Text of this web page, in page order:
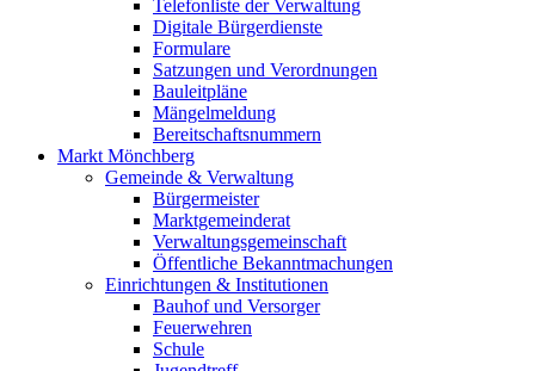
Telefonliste der Verwaltung
Digitale Bürgerdienste
Formulare
Satzungen und Verordnungen
Bauleitpläne
Mängelmeldung
Bereitschaftsnummern
Markt Mönchberg
Gemeinde & Verwaltung
Bürgermeister
Marktgemeinderat
Verwaltungsgemeinschaft
Öffentliche Bekanntmachungen
Einrichtungen & Institutionen
Bauhof und Versorger
Feuerwehren
Schule